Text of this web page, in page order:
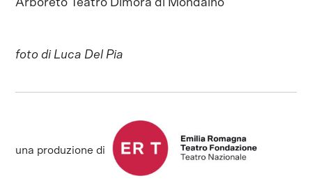
Arboreto Teatro Dimora di Mondaino
foto di Luca Del Pia
una produzione di